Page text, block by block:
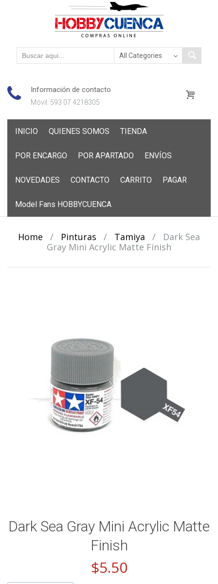
Información de contacto
Móvil: 593 07 4218305
INICIO QUIENES SOMOS TIENDA
POR ENCARGO POR APARTADO ENVÍOS
NOVEDADES CONTACTO CARRITO PAGAR
Model Fans HOBBYCUENCA
Home / Pinturas / Tamiya /
Dark Sea
Gray Mini Acrylic Matte Finish
Dark Sea Gray Mini Acrylic Matte
Finish
$5.50